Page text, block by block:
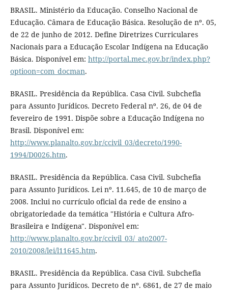
BRASIL. Ministério da Educação. Conselho Nacional de
Educação. Câmara de Educação Básica. Resolução de nº. 05,
de 22 de junho de 2012. Define Diretrizes Curriculares
Nacionais para a Educação Escolar Indígena na Educação
Básica. Disponível em: http://portal.mec.gov.br/index.php?
optioon=com_docman.
BRASIL. Presidência da República. Casa Civil. Subchefia
para Assunto Jurídicos. Decreto Federal nº. 26, de 04 de
fevereiro de 1991. Dispõe sobre a Educação Indígena no
Brasil. Disponível em:
http://www.planalto.gov.br/ccivil_03/decreto/1990-
1994/D0026.htm.
BRASIL. Presidência da República. Casa Civil. Subchefia
para Assunto Jurídicos. Lei nº. 11.645, de 10 de março de
2008. Inclui no currículo oficial da rede de ensino a
obrigatoriedade da temática "História e Cultura Afro-
Brasileira e Indígena". Disponível em:
http://www.planalto.gov.br/ccivil_03/_ato2007-
2010/2008/lei/l11645.htm.
BRASIL. Presidência da República. Casa Civil. Subchefia
para Assunto Jurídicos. Decreto de nº. 6861, de 27 de maio